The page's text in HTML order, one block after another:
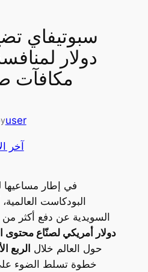
دولار
مكافآت
user
آخر
في إطار مساعيها
البودكاست
السويدية عن دفع أكثر من
دولار أمريكي لصنّاع محتوى
حول العالم خلال الربع
خطوة تسلط الضوء